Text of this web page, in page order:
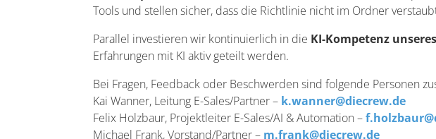
Tools und stellen sicher, dass die Richtlinie nicht im Ordner
Parallel investieren wir kontinuierlich in die KI-Kompetenz
Erfahrungen mit KI aktiv geteilt werden.
Bei Fragen, Feedback oder Beschwerden sind folgende Personen
Kai Wanner, Leitung E-Sales/Partner – k.wanner@diecrew.de
Felix Holzbaur, Projektleiter E-Sales/AI & Automation –
Michael Frank, Vorstand/Partner – m.frank@diecrew.de